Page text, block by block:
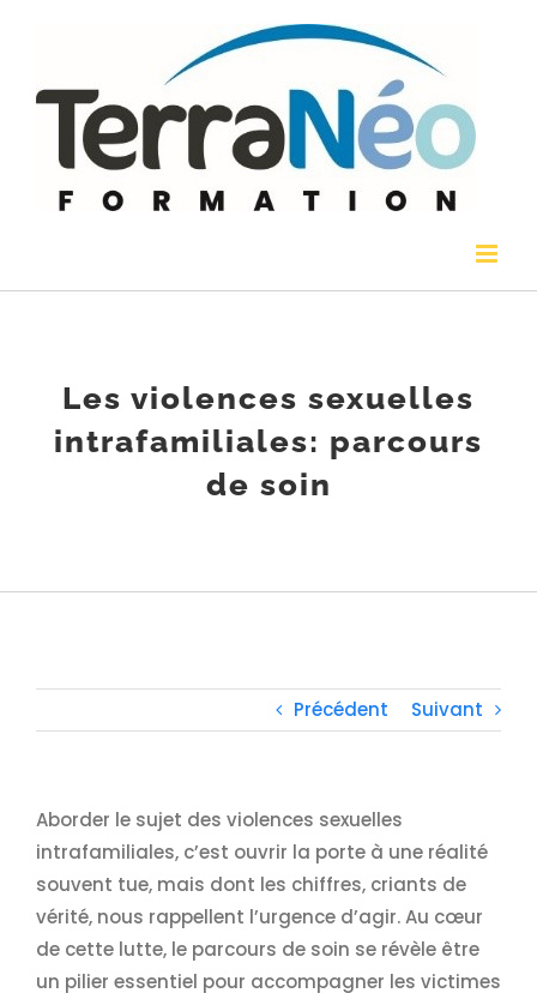
Les violences sexuelles
intrafamiliales: parcours
de soin
Précédent Suivant
Aborder le sujet des violences sexuelles
intrafamiliales, c’est ouvrir la porte à une réalité
souvent tue, mais dont les chiffres, criants de
vérité, nous rappellent l’urgence d’agir. Au cœur
de cette lutte, le parcours de soin se révèle être
un pilier essentiel pour accompagner les victimes